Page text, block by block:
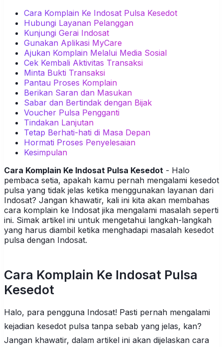
Cara Komplain Ke Indosat Pulsa Kesedot
Hubungi Layanan Pelanggan
Kunjungi Gerai Indosat
Gunakan Aplikasi MyCare
Ajukan Komplain Melalui Media Sosial
Cek Kembali Aktivitas Transaksi
Minta Bukti Transaksi
Pantau Proses Komplain
Berikan Saran dan Masukan
Sabar dan Bertindak dengan Bijak
Voucher Pulsa Pengganti
Tindakan Lanjutan
Tetap Berhati-hati di Masa Depan
Hormati Proses Penyelesaian
Kesimpulan
Cara Komplain Ke Indosat Pulsa Kesedot - Halo
pembaca setia, apakah kamu pernah mengalami kesedot
pulsa yang tidak jelas ketika menggunakan layanan dari
Indosat? Jangan khawatir, kali ini kita akan membahas
cara komplain ke Indosat jika mengalami masalah seperti
ini. Simak artikel ini untuk mengetahui langkah-langkah
yang harus diambil ketika menghadapi masalah kesedot
pulsa dengan Indosat.
Cara Komplain Ke Indosat Pulsa
Kesedot
Halo, para pengguna Indosat! Pasti pernah mengalami
kejadian kesedot pulsa tanpa sebab yang jelas, kan?
Jangan khawatir, dalam artikel ini akan dijelaskan cara